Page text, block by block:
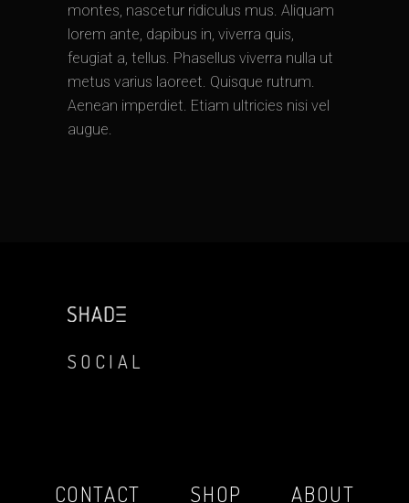
montes, nascetur ridiculus mus. Aliquam
lorem ante, dapibus in, viverra quis,
feugiat a, tellus. Phasellus viverra nulla ut
metus varius laoreet. Quisque rutrum.
Aenean imperdiet. Etiam ultricies nisi vel
augue.
SOCIAL
CONTACT SHOP ABOUT